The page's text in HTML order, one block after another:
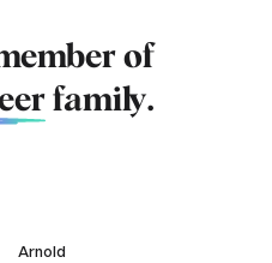
of
family.
Arnold